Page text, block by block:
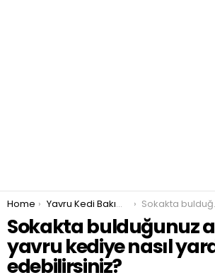
You are here:
Home Yavru Kedi Bakımı ve Beslenmesi Sokakta bulduğunuz annesiz yavru kediye nasıl yardım edebilirsiniz?
Sokakta bulduğunuz
yavru kediye nasıl
edebilirsiniz?